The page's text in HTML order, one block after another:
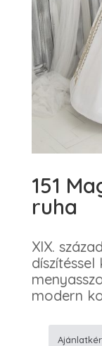
151
ruha
XIX.
modern